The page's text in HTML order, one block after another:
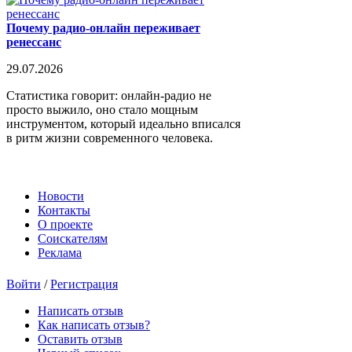
Почему радио-онлайн переживает
ренессанс
29.07.2026
Статистика говорит: онлайн-радио не
просто выжило, оно стало мощным
инструментом, который идеально вписался
в ритм жизни современного человека.
Новости
Контакты
О проекте
Соискателям
Реклама
Войти /Регистрация
Написать отзыв
Как написать отзыв?
Оставить отзыв